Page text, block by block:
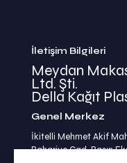
İletişim Bilgileri
Meydan
Ltd. Şti.
Della Kağıt
Genel Merkez
İkitelli Mehmet Akif
Bahariye Cad. Basın